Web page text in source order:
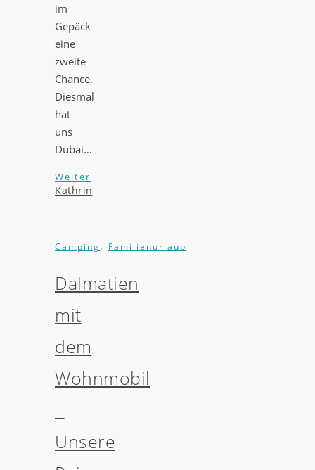
im
Gepäck
eine
zweite
Chance.
Diesmal
hat
uns
Dubai…
Weiter
Kathrin
Camping, Familienurlaub
Dalmatien
mit
dem
Wohnmobil
–
Unsere